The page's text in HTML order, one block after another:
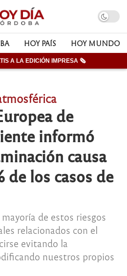
HOY PAÍS HOY MUNDO
A LA EDICIÓN IMPRESA 🗞
de
informó
causa
de los casos de
de estos riesgos
relacionados con el
evitando la
nuestros propios